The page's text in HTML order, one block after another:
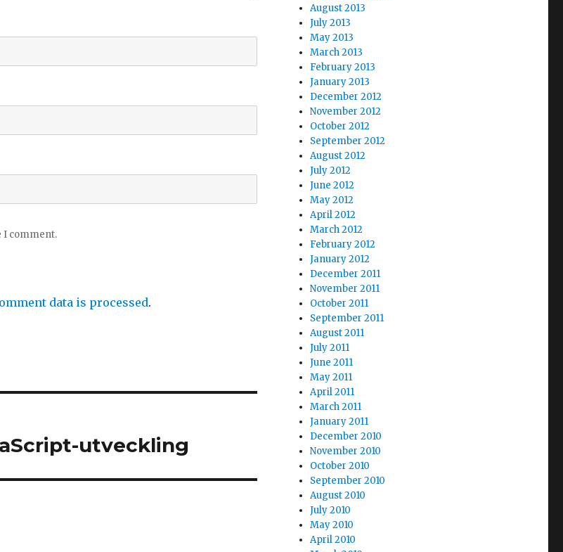
I comment.
data is processed.
utveckling
August 2013
July 2013
May 2013
March 2013
February 2013
January 2013
December 2012
November 2012
October 2012
September 2012
August 2012
July 2012
June 2012
May 2012
April 2012
March 2012
February 2012
January 2012
December 2011
November 2011
October 2011
September 2011
August 2011
July 2011
June 2011
May 2011
April 2011
March 2011
January 2011
December 2010
November 2010
October 2010
September 2010
August 2010
July 2010
May 2010
April 2010